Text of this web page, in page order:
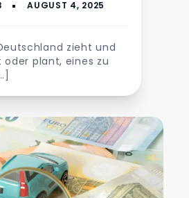
zieht und
plant, eines zu